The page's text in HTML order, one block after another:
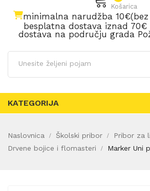
Košarica
minimalna narudžba
besplatna dostava iznad 70€
dostava na području grada
KATEGORIJA
Naslovnica Školski pribor
Pribor za
Drvene bojice i flomasteri
Marker Uni